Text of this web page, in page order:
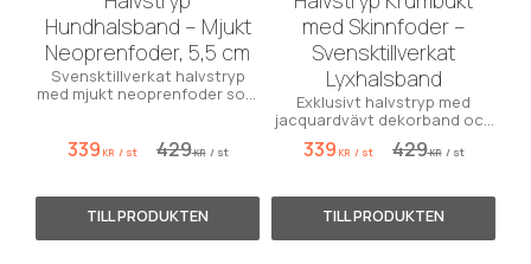
Hundhalsband – Mjukt
Neoprenfoder, 5,5 cm
Svensktillverkat halvstryp
med mjukt neoprenfoder som
339 KR / st 429KR / st
med Skinnfoder –
Svensktillverkat
Lyxhalsband
Exklusivt halvstryp med
jacquardvävt dekorband och
mjukt foder av giftfritt skinn
från Tärnsjö.
339 KR / st 429KR / st